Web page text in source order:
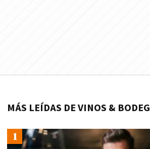
MÁS LEÍDAS DE VINOS &